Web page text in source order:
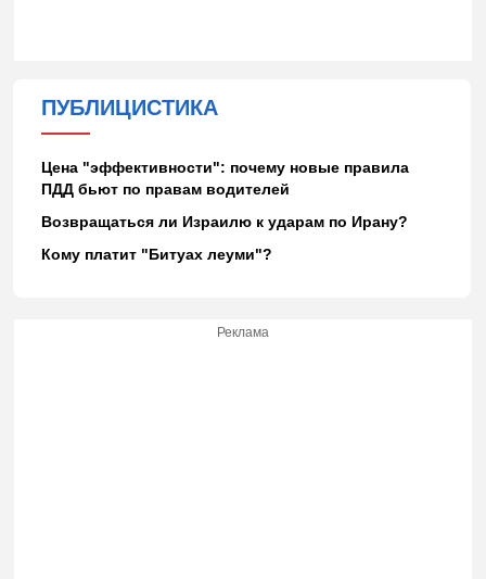
ПУБЛИЦИСТИКА
Цена "эффективности": почему новые правила
ПДД бьют по правам водителей
Возвращаться ли Израилю к ударам по Ирану?
Кому платит "Битуах леуми"?
Реклама